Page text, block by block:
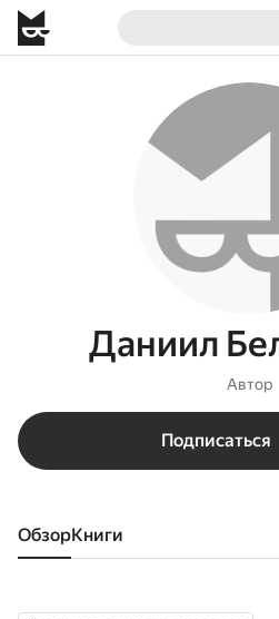
Даниил
Автор
Подписаться
Обзор книги